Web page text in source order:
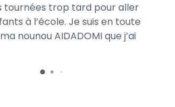
tournées trop tard pour aller
à l’école. Je suis en toute
nounou AIDADOMI que j’ai